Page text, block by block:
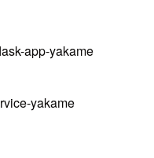
app-yakame
yakame